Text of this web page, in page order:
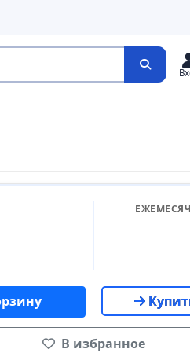
В избранное